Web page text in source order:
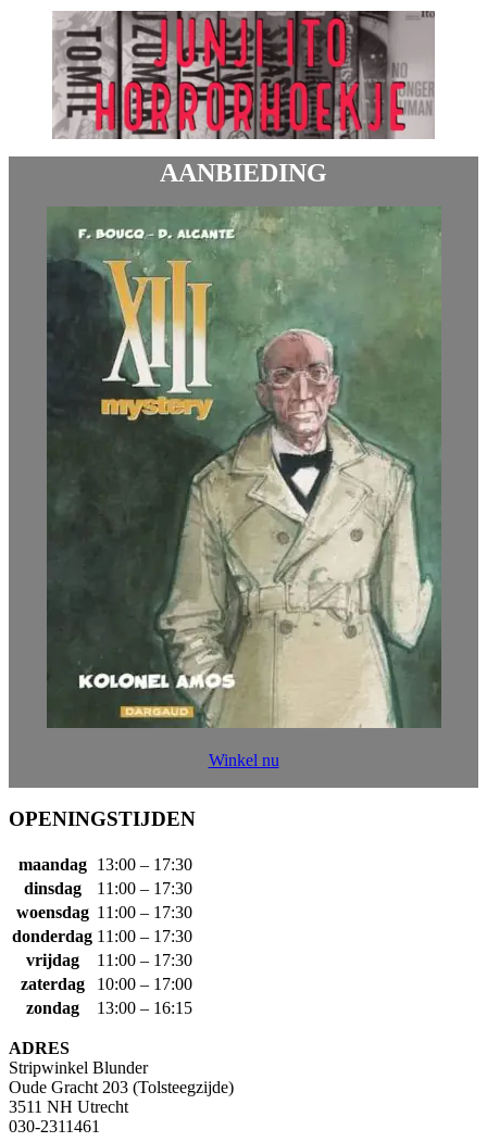
AANBIEDING
Winkel nu
OPENINGSTIJDEN
maandag
13:00 – 17:30
dinsdag
11:00 – 17:30
woensdag 11:00 – 17:30
donderdag 11:00 – 17:30
vrijdag
11:00 – 17:30
zaterdag
10:00 – 17:00
zondag
13:00 – 16:15
ADRES
Stripwinkel Blunder
Oude Gracht 203 (Tolsteegzijde)
3511 NH Utrecht
030-2311461